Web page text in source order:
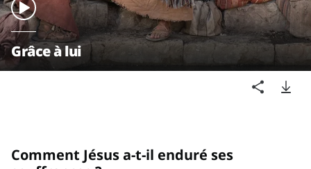
Grâce à lui
Comment Jésus a-t-il enduré ses